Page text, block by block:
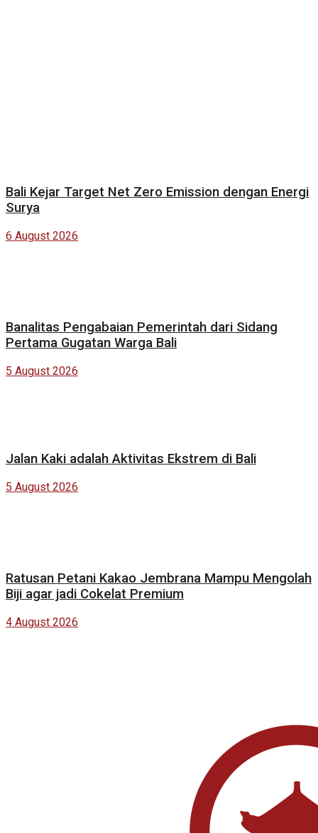
Bali Kejar Target Net Zero Emission dengan Energi
Surya
6 August 2026
Banalitas Pengabaian Pemerintah dari Sidang
Pertama Gugatan Warga Bali
5 August 2026
Jalan Kaki adalah Aktivitas Ekstrem di Bali
5 August 2026
Ratusan Petani Kakao Jembrana Mampu Mengolah
Biji agar jadi Cokelat Premium
4 August 2026